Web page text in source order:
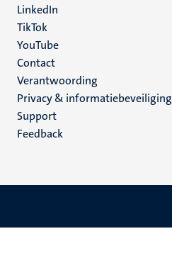
LinkedIn
TikTok
YouTube
Menu
footer
(NL)
Contact
Verantwoording
Privacy & informatiebeveiliging
Support
Feedback